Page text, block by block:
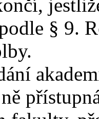
§ 9.